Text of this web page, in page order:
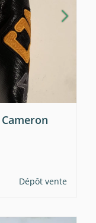
Dépôt vente